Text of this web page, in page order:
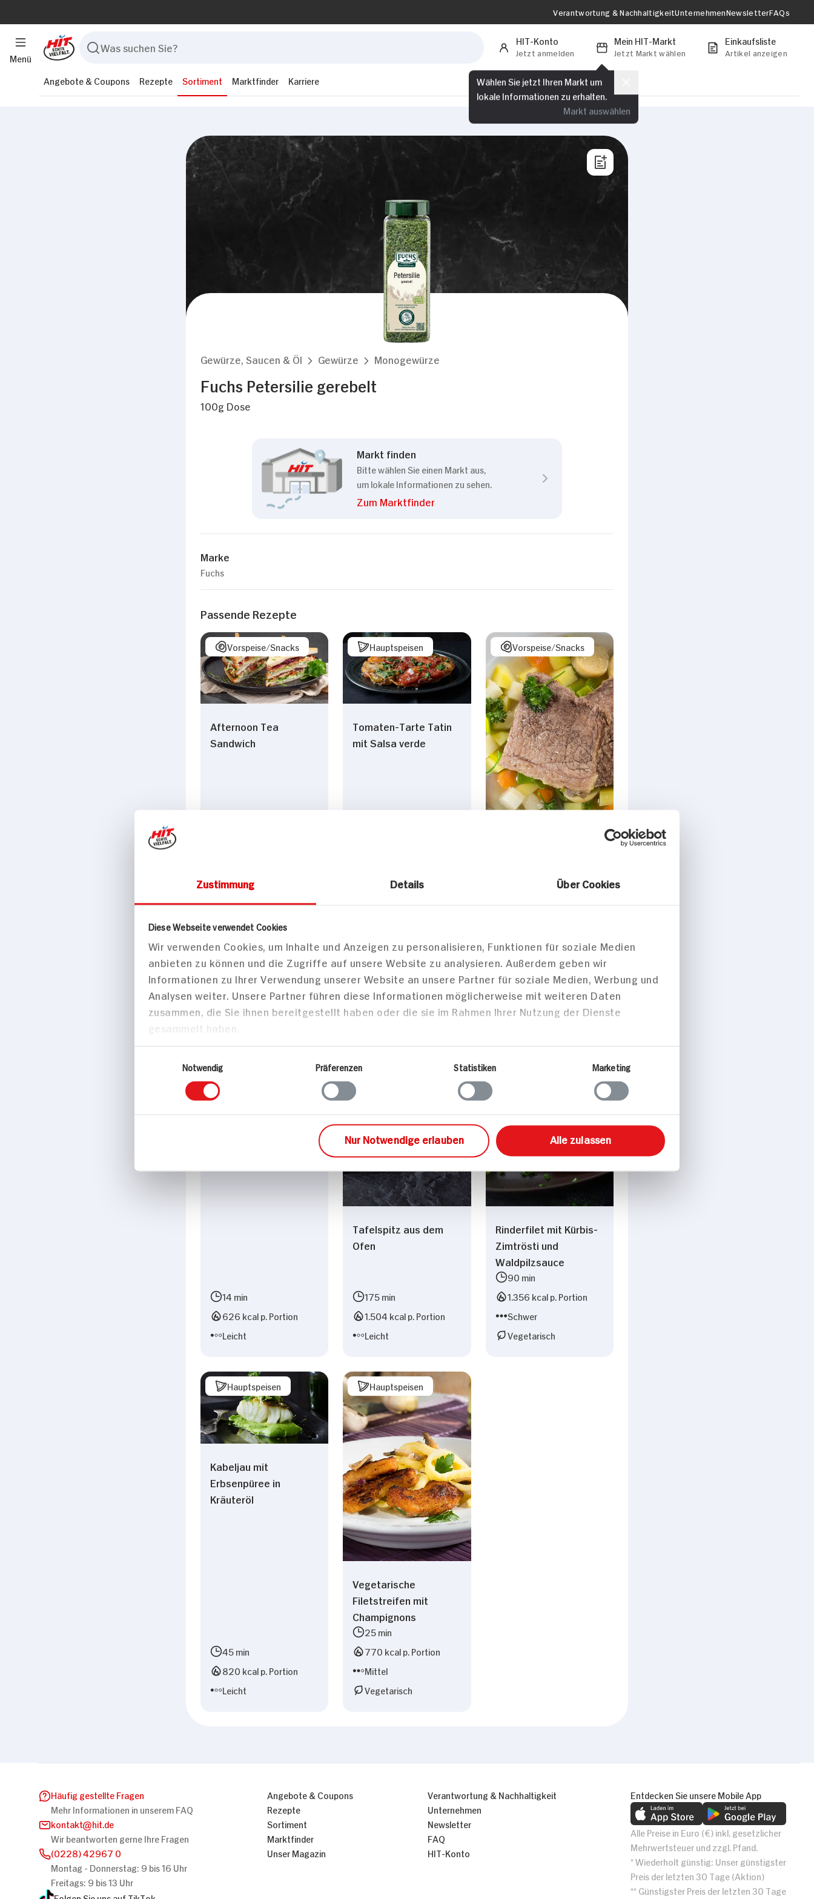
Zustimmung Details Über Cookies
Diese Webseite verwendet Cookies
Wir verwenden Cookies, um Inhalte und Anzeigen zu personalisieren, Funktionen für soziale Medien
anbieten zu können und die Zugriffe auf unsere Website zu analysieren. Außerdem geben wir
Informationen zu Ihrer Verwendung unserer Website an unsere Partner für soziale Medien, Werbung und
Analysen weiter. Unsere Partner führen diese Informationen möglicherweise mit weiteren Daten
zusammen, die Sie ihnen bereitgestellt haben oder die sie im Rahmen Ihrer Nutzung der Dienste
gesammelt haben.
Notwendig
Präferenzen Statistiken Marketing
Nur Notwendige erlauben Alle zulassen
Menü
Verantwortung & NachhaltigkeitUnternehmenNewsletterFAQs
HIT-Konto
Jetzt anmelden
Mein HIT-Markt
Jetzt Markt wählen
Wählen Sie jetzt Ihren Markt um
lokale Informationen zu erhalten.
Markt auswählen
Einkaufsliste
Artikel anzeigen
Angebote & Coupons Rezepte Sortiment Marktfinder Karriere
Gewürze, Saucen & Öl Gewürze Monogewürze
Fuchs Petersilie gerebelt
100g Dose
Markt finden
Bitte wählen Sie einen Markt aus,
um lokale Informationen zu sehen.
Zum Marktfinder
Marke
Fuchs
Passende Rezepte
Vorspeise/Snacks
Afternoon Tea
Sandwich
25 min
403 kcal p. Portion
Leicht
Vegetarisch
Hauptspeisen
Tomaten-Tarte Tatin
mit Salsa verde
60 min
1.212 kcal p. Portion
Mittel
Vorspeise/Snacks
Mozzarella Platte
Kirschtomaten mit
140 min
548 kcal p. Portion
Mittel
Vorspeise/Snacks
Tatar mit
14 min
626 kcal p. Portion
Leicht
Tafelspitz aus dem
Ofen
175 min
1.504 kcal p. Portion
Leicht
Rinderfilet mit Kürbis-
Zimtrösti und
Waldpilzsauce
90 min
1.356 kcal p. Portion
Schwer
Vegetarisch
Hauptspeisen
Kabeljau mit
Erbsenpüree in
Kräuteröl
45 min
820 kcal p. Portion
Leicht
Hauptspeisen
Vegetarische
Filetstreifen mit
Champignons
25 min
770 kcal p. Portion
Mittel
Vegetarisch
Häufig gestellte Fragen
Mehr Informationen in unserem FAQ
kontakt
hit.de
Wir beantworten gerne Ihre Fragen
(0228) 42967 0
Montag - Donnerstag: 9 bis 16 Uhr
Freitags: 9 bis 13 Uhr
Angebote & Coupons
Rezepte
Sortiment
Marktfinder
Unser Magazin
Verantwortung & Nachhaltigkeit
Unternehmen
Newsletter
FAQ
HIT-Konto
Entdecken Sie unsere Mobile App
Alle Preise in Euro (€) inkl. gesetzlicher
Mehrwertsteuer und zzgl. Pfand.
* Wiederholt günstig: Unser günstigster
Preis der letzten 30 Tage (Aktion)
** Günstigster Preis der letzten 30 Tage